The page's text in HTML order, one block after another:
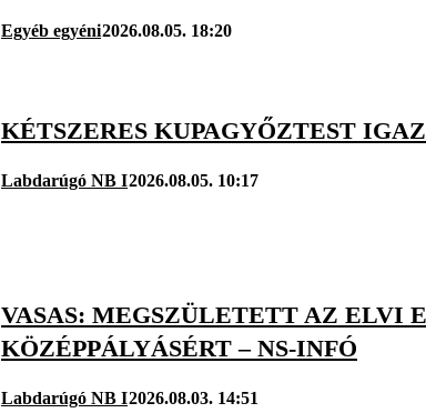
Egyéb egyéni2026.08.05. 18:20
KÉTSZERES KUPAGYŐZTEST
Labdarúgó NB I2026.08.05. 10:17
VASAS: MEGSZÜLETETT AZ ELVI
KÖZÉPPÁLYÁSÉRT – NS-INFÓ
Labdarúgó NB I2026.08.03. 14:51